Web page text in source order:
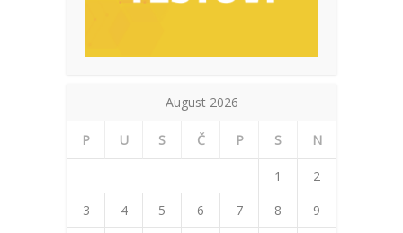
August 2026
P U S Č P S N
1
2
3
4 5 6 7 8
9